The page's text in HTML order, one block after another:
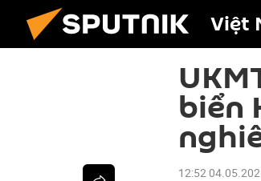
Việt
biển
12:52